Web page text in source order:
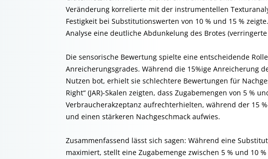
Veränderung korrelierte mit der instrumentellen
Festigkeit bei Substitutionswerten von 10 % und 15 %
Analyse eine deutliche Abdunkelung des Brotes
Die sensorische Bewertung spielte eine entscheidende
Anreicherungsgrades. Während die 15%ige Anreicherung
Nutzen bot, erhielt sie schlechtere Bewertungen für
Right“ (JAR)-Skalen zeigten, dass Zugabemengen von 5 %
Verbraucherakzeptanz aufrechterhielten, während der 15
und einen stärkeren Nachgeschmack aufwies.
Zusammenfassend lässt sich sagen: Während eine
maximiert, stellt eine Zugabemenge zwischen 5 % und 10